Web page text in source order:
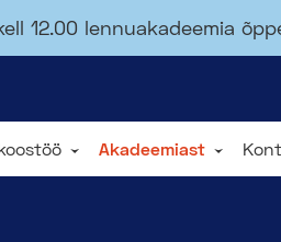
12.00 lennuakadeemia
Akadeemiast